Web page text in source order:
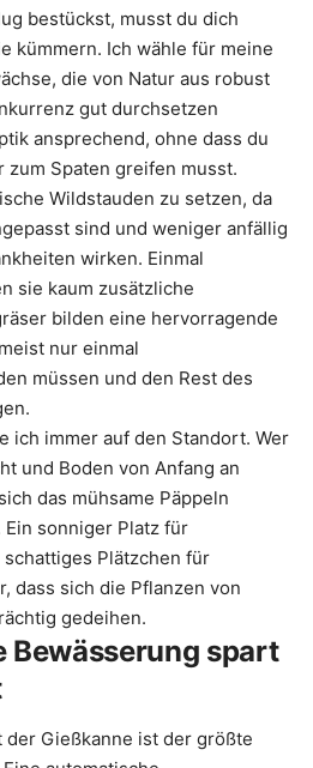
bestückst, musst du dich
kümmern. Ich wähle für meine
die von Natur aus robust
gut durchsetzen
ansprechend, ohne dass du
zum Spaten greifen musst.
Wildstauden zu setzen, da
sind und weniger anfällig
wirken. Einmal
sie kaum zusätzliche
bilden eine hervorragende
nur einmal
müssen und den Rest des
ich immer auf den Standort. Wer
und Boden von Anfang an
das mühsame Päppeln
sonniger Platz für
Plätzchen für
dass sich die Pflanzen von
gedeihen.
spart
der Gießkanne ist der größte